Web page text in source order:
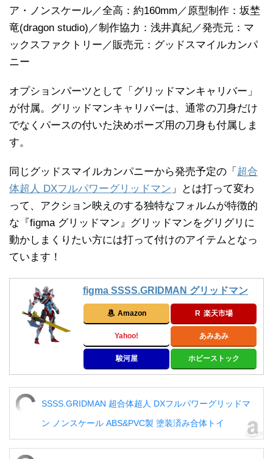
ア・ノンスケール／全高：約160mm／原型制作：坂埜
竜(dragon studio)／制作協力：浅井真紀／発売元：マ
ックスファクトリー／販売元：グッドスマイルカンパ
ニー
オプションパーツとして「グリッドマンキャリバー」
が付属。グリッドマンキャリバーは、通常の刀身だけ
でなくパースの付いた決めポーズ用の刀身も付属しま
す。
同じグッドスマイルカンパニーから発売予定の「 超合
体超人 DXフルパワーグリッドマン 」とは打って変わ
って、アクション映えのする独特なフォルムが特徴的
な『figma グリッドマン』グリッドマンをグリグリに
動かしまくりたい方には打って付けのアイテムとなっ
ています！
figma SSSS.GRIDMAN グリッドマン
Amazon 楽天市場
Yahoo! あみあみ
駿河屋 ホビーストック
SSSS.GRIDMAN 超合体超人 DXフルパワーグリッドマ
ン ノンスケール ABS&PVC製 塗装済み合体トイ